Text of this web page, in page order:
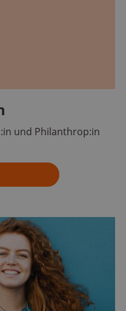
und Philanthrop:in